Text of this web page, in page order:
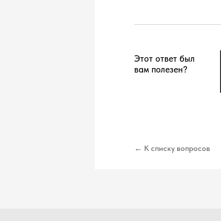
Этот ответ был
вам полезен?
← К списку вопросов